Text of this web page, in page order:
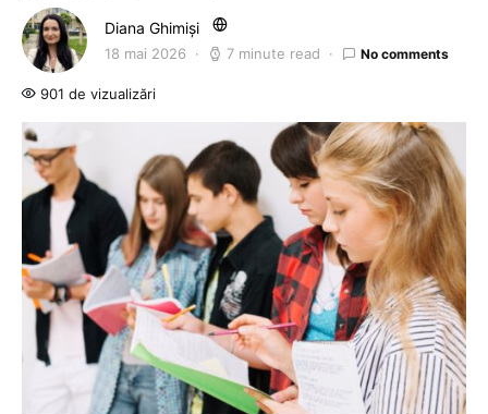
Diana Ghimiși
18 mai 2026 7 minute read No comments
901 de vizualizări